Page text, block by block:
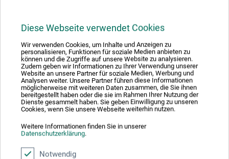
Diese Webseite verwendet Cookies
Wir verwenden Cookies, um Inhalte und Anzeigen zu
personalisieren, Funktionen für soziale Medien anbieten zu
können und die Zugriffe auf unsere Website zu analysieren.
Zudem geben wir Informationen zu Ihrer Verwendung unserer
Website an unsere Partner für soziale Medien, Werbung und
Analysen weiter. Unsere Partner führen diese Informationen
möglicherweise mit weiteren Daten zusammen, die Sie ihnen
bereitgestellt haben oder die sie im Rahmen Ihrer Nutzung der
Dienste gesammelt haben. Sie geben Einwilligung zu unseren
Cookies, wenn Sie unsere Webseite weiterhin nutzen.
Weitere Informationen finden Sie in unserer
Datenschutzerklärung.
Notwendig
diesem Produkt.
boesner GmbH holding + innovations
Gewerkenstr. 2
58456 Witten
DEUTSCHLAND
pm@boesner.com